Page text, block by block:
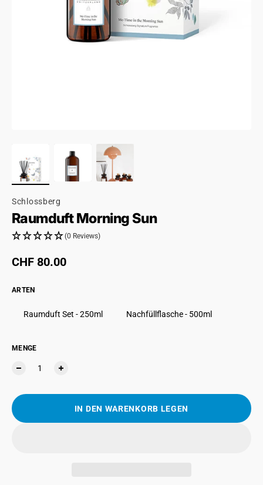
Schlossberg
Raumduft Morning Sun
(0 Reviews)
Regulärer Preis
CHF 80.00
ARTEN
Raumduft Set - 250ml Nachfüllflasche - 500ml
MENGE
IN DEN WARENKORB LEGEN